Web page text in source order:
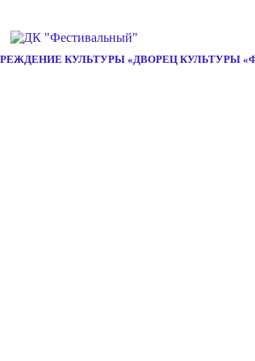
КУЛЬТУРЫ «ДВОРЕЦ КУЛЬТУРЫ